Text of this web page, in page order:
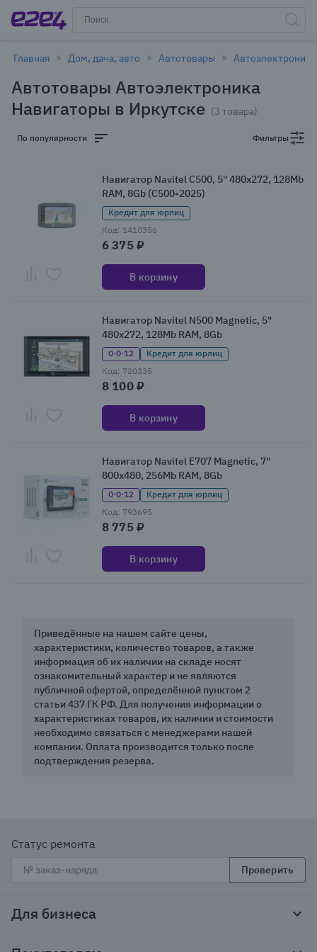
Главная Дом, дача, авто Автотовары Автоэлектроника
Автотовары Автоэлектроника
Навигаторы в Иркутске (3 товара)
По популярности Фильтры
Навигатор Navitel C500, 5" 480x272, 128Mb
RAM, 8Gb (C500-2025)
Кредит для юрлиц
Код: 1410356
6 375 ₽
В корзину
Навигатор Navitel N500 Magnetic, 5"
480x272, 128Mb RAM, 8Gb
0·0·12
Кредит для юрлиц
Код: 720335
8 100 ₽
В корзину
Навигатор Navitel E707 Magnetic, 7"
800x480, 256Mb RAM, 8Gb
0·0·12
Кредит для юрлиц
Код: 793695
8 775 ₽
В корзину
Приведённые на нашем сайте цены,
характеристики, количество товаров, а также
информация об их наличии на складе носят
ознакомительный характер и не являются
публичной офертой, определённой пунктом 2
статьи 437 ГК РФ. Для получения информации о
характеристиках товаров, их наличии и стоимости
необходимо связаться с менеджерами нашей
компании. Оплата производится только после
подтверждения резерва.
Статус ремонта
Проверить
Для бизнеса